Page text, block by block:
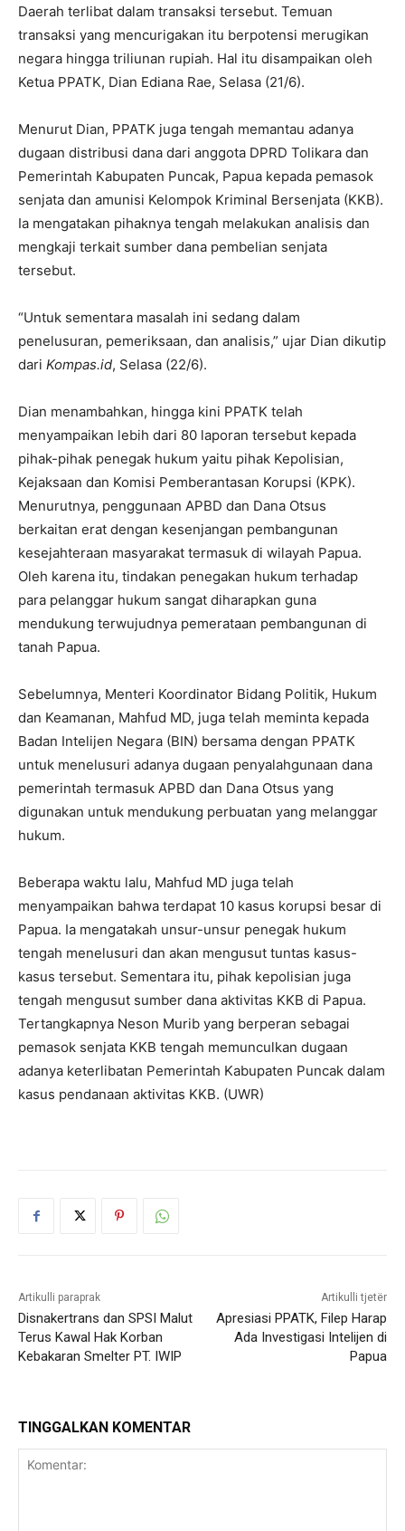
Daerah terlibat dalam transaksi tersebut. Temuan
transaksi yang mencurigakan itu berpotensi merugikan
negara hingga triliunan rupiah. Hal itu disampaikan oleh
Ketua PPATK, Dian Ediana Rae, Selasa (21/6).
Menurut Dian, PPATK juga tengah memantau adanya
dugaan distribusi dana dari anggota DPRD Tolikara dan
Pemerintah Kabupaten Puncak, Papua kepada pemasok
senjata dan amunisi Kelompok Kriminal Bersenjata (KKB).
Ia mengatakan pihaknya tengah melakukan analisis dan
mengkaji terkait sumber dana pembelian senjata
tersebut.
“Untuk sementara masalah ini sedang dalam
penelusuran, pemeriksaan, dan analisis,” ujar Dian dikutip
dari Kompas.id, Selasa (22/6).
Dian menambahkan, hingga kini PPATK telah
menyampaikan lebih dari 80 laporan tersebut kepada
pihak-pihak penegak hukum yaitu pihak Kepolisian,
Kejaksaan dan Komisi Pemberantasan Korupsi (KPK).
Menurutnya, penggunaan APBD dan Dana Otsus
berkaitan erat dengan kesenjangan pembangunan
kesejahteraan masyarakat termasuk di wilayah Papua.
Oleh karena itu, tindakan penegakan hukum terhadap
para pelanggar hukum sangat diharapkan guna
mendukung terwujudnya pemerataan pembangunan di
tanah Papua.
Sebelumnya, Menteri Koordinator Bidang Politik, Hukum
dan Keamanan, Mahfud MD, juga telah meminta kepada
Badan Intelijen Negara (BIN) bersama dengan PPATK
untuk menelusuri adanya dugaan penyalahgunaan dana
pemerintah termasuk APBD dan Dana Otsus yang
digunakan untuk mendukung perbuatan yang melanggar
hukum.
Beberapa waktu lalu, Mahfud MD juga telah
menyampaikan bahwa terdapat 10 kasus korupsi besar di
Papua. Ia mengatakah unsur-unsur penegak hukum
tengah menelusuri dan akan mengusut tuntas kasus-
kasus tersebut. Sementara itu, pihak kepolisian juga
tengah mengusut sumber dana aktivitas KKB di Papua.
Tertangkapnya Neson Murib yang berperan sebagai
pemasok senjata KKB tengah memunculkan dugaan
adanya keterlibatan Pemerintah Kabupaten Puncak dalam
kasus pendanaan aktivitas KKB. (UWR)
Artikulli paraprak
Disnakertrans dan SPSI Malut
Terus Kawal Hak Korban
Kebakaran Smelter PT. IWIP
Artikulli tjetër
Apresiasi PPATK, Filep Harap
Ada Investigasi Intelijen di
Papua
TINGGALKAN KOMENTAR